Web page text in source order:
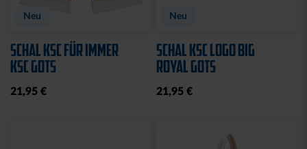
Neu
SCHAL KSC FÜR IMMER
KSC GOTS
21,95 €
Neu
SCHAL KSC LOGO BIG
ROYAL GOTS
21,95 €